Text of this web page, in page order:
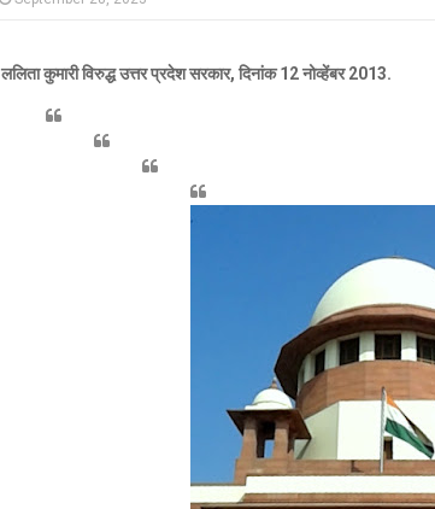
ललिता कुमारी विरुद्ध उत्तर प्रदेश सरकार, दिनांक 12 नोव्हेंबर 2013.